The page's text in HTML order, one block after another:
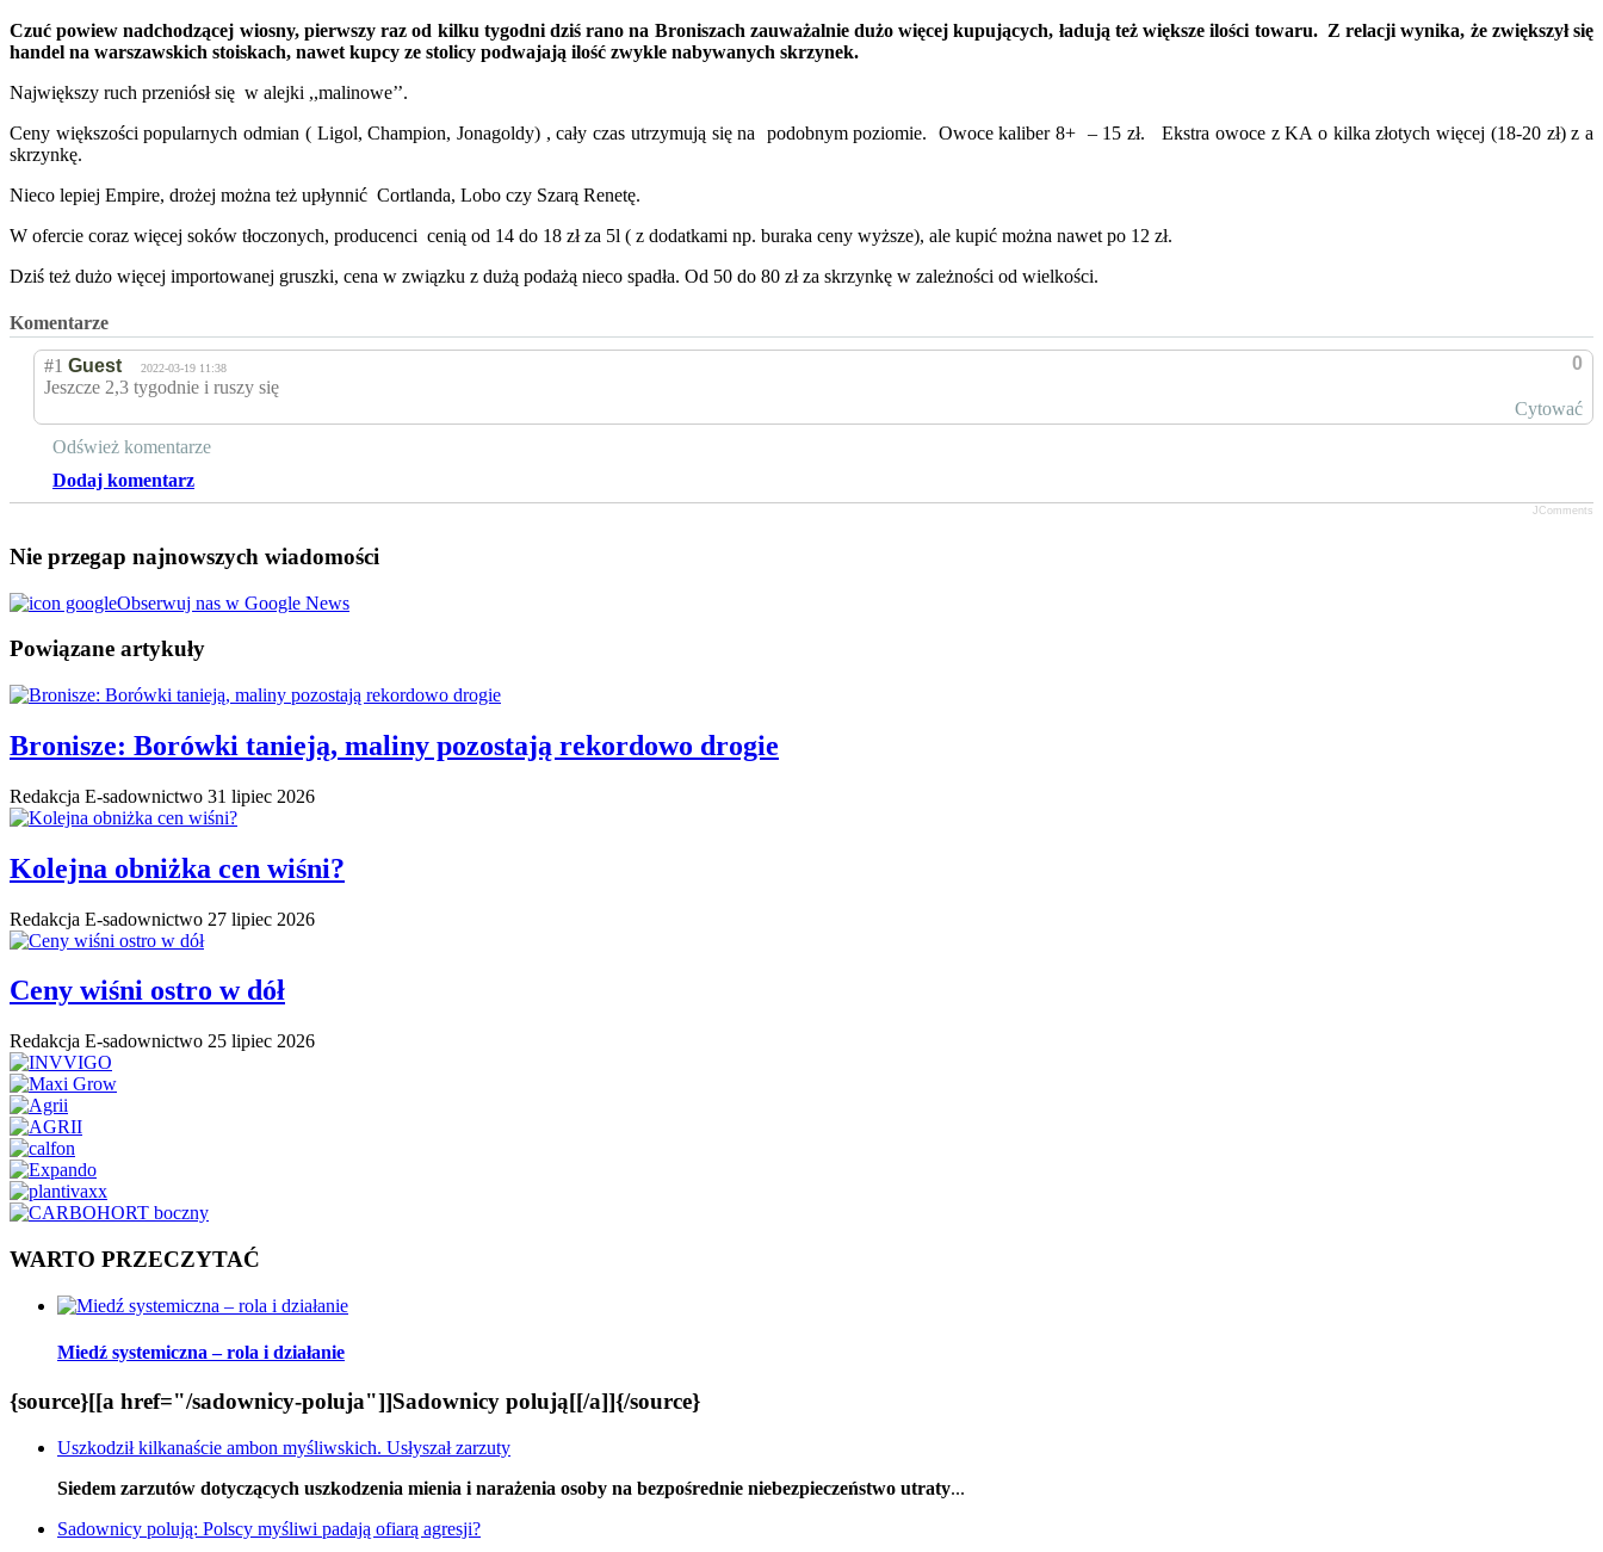
Czuć powiew nadchodzącej wiosny, pierwszy raz od kilku tygodni dziś rano na Broniszach zauważalnie dużo więcej kupujących, ładują też większe ilości towaru. Z relacji wynika, że zwiększył się
handel na warszawskich stoiskach, nawet kupcy ze stolicy podwajają ilość zwykle nabywanych skrzynek.
Największy ruch przeniósł się w alejki ,,malinowe’’.
Ceny większości popularnych odmian ( Ligol, Champion, Jonagoldy) , cały czas utrzymują się na podobnym poziomie. Owoce kaliber 8+ – 15 zł. Ekstra owoce z KA o kilka złotych więcej (18-20 zł) z a
skrzynkę.
Nieco lepiej Empire, drożej można też upłynnić Cortlanda, Lobo czy Szarą Renetę.
W ofercie coraz więcej soków tłoczonych, producenci cenią od 14 do 18 zł za 5l ( z dodatkami np. buraka ceny wyższe), ale kupić można nawet po 12 zł.
Dziś też dużo więcej importowanej gruszki, cena w związku z dużą podażą nieco spadła. Od 50 do 80 zł za skrzynkę w zależności od wielkości.
Komentarze
0
#1 Guest 2022-03-19 11:38
Jeszcze 2,3 tygodnie i ruszy się
Cytować
Odśwież komentarze
Dodaj komentarz
JComments
Nie przegap najnowszych wiadomości
Obserwuj nas w Google News
Powiązane artykuły
Bronisze: Borówki tanieją, maliny pozostają rekordowo drogie
Redakcja E-sadownictwo 31 lipiec 2026
Kolejna obniżka cen wiśni?
Redakcja E-sadownictwo 27 lipiec 2026
Ceny wiśni ostro w dół
Redakcja E-sadownictwo 25 lipiec 2026
WARTO PRZECZYTAĆ
Miedź systemiczna – rola i działanie
{source}[[a href="/sadownicy-poluja"]]Sadownicy polują[[/a]]{/source}
Uszkodził kilkanaście ambon myśliwskich. Usłyszał zarzuty
Siedem zarzutów dotyczących uszkodzenia mienia i narażenia osoby na bezpośrednie niebezpieczeństwo utraty...
Sadownicy polują: Polscy myśliwi padają ofiarą agresji?